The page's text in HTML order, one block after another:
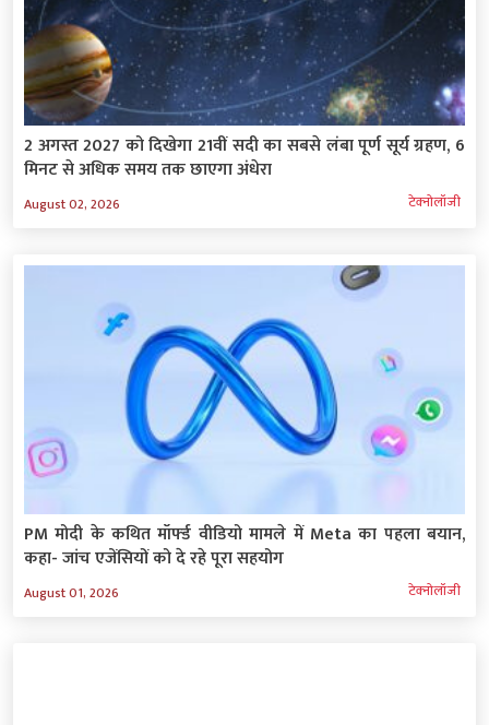
2 अगस्त 2027 को दिखेगा 21वीं सदी का सबसे लंबा पूर्ण सूर्य ग्रहण, 6
मिनट से अधिक समय तक छाएगा अंधेरा
August 02, 2026 टेक्‍नोलॉजी
PM मोदी के कथित मॉर्फ्ड वीडियो मामले में Meta का पहला बयान,
कहा- जांच एजेंसियों को दे रहे पूरा सहयोग
August 01, 2026 टेक्‍नोलॉजी